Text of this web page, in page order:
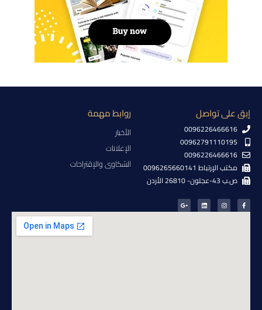
إبق على تواصل
0096226466616
00962791110195
0096226466616
مكتب الإرتباط 0096265660141
ص.ب 43-عجلون- 26810 الأردن
روابط مهمة
الأخبار
الإعلانات
الشكاوى والإقتراحات